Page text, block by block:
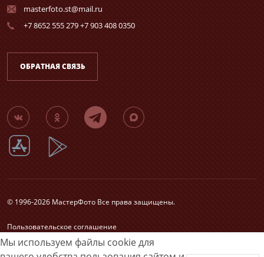
Мы используем файлы cookie для
masterfoto.st@mail.ru
+7 8652 555 279 +7 903 408 0350
ОБРАТНАЯ СВЯЗЬ
© 1996-2026 МастерФото Все права защищены.
Пользовательское соглашение
Согласие на обработку персональных данных
Карта сайта